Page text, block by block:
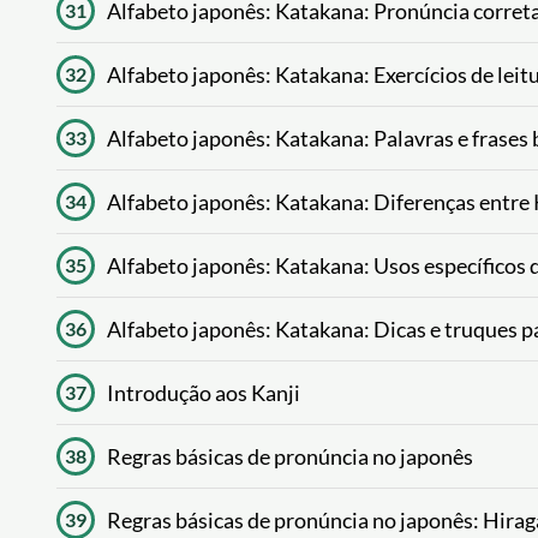
31 Alfabeto japonês: Katakana: Pronúncia
32 Alfabeto japonês: Katakana: Exercícios de
33 Alfabeto japonês: Katakana: Palavras e frases
34 Alfabeto japonês: Katakana: Diferenças entre
35 Alfabeto japonês: Katakana: Usos específicos
36 Alfabeto japonês: Katakana: Dicas e truques
37 Introdução aos Kanji
38 Regras básicas de pronúncia no japonês
39 Regras básicas de pronúncia no japonês: